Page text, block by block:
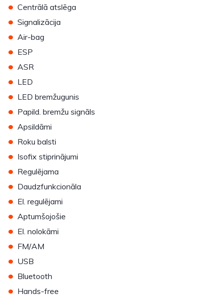
• Centrālā atslēga
• Signalizācija
• Air-bag
• ESP
• ASR
• LED
• LED bremžugunis
• Papild. bremžu signāls
• Apsildāmi
• Roku balsti
• Isofix stiprinājumi
• Regulējama
• Daudzfunkcionāla
• El. regulējami
• Aptumšojošie
• El. nolokāmi
• FM/AM
• USB
• Bluetooth
• Hands-free